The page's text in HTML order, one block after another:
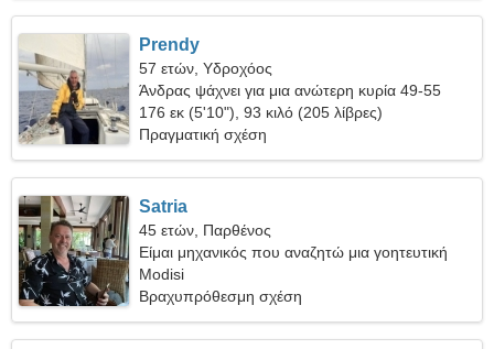
Prendy
57 ετών, Υδροχόος
Άνδρας ψάχνει για μια ανώτερη κυρία 49-55
176 εκ (5'10"), 93 κιλό (205 λίβρες)
Πραγματική σχέση
Satria
45 ετών, Παρθένος
Είμαι μηχανικός που αναζητώ μια γοητευτική
γυναίκα
Modisi
Βραχυπρόθεσμη σχέση